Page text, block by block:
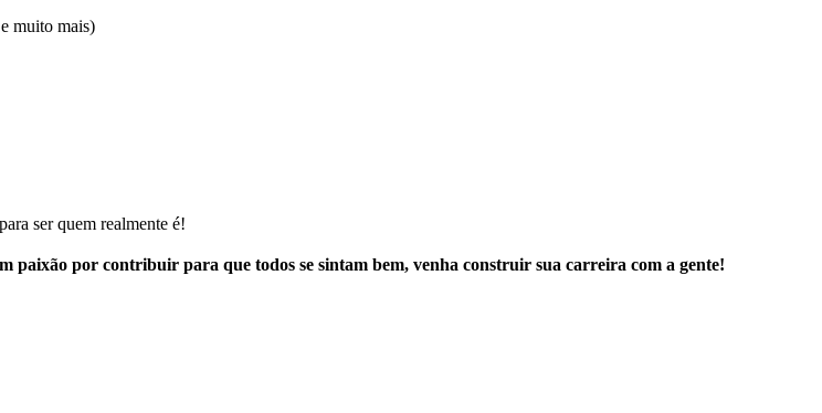
muito mais)
ser quem realmente é!
paixão por contribuir para que todos se sintam bem, venha construir sua carreira com a gente!